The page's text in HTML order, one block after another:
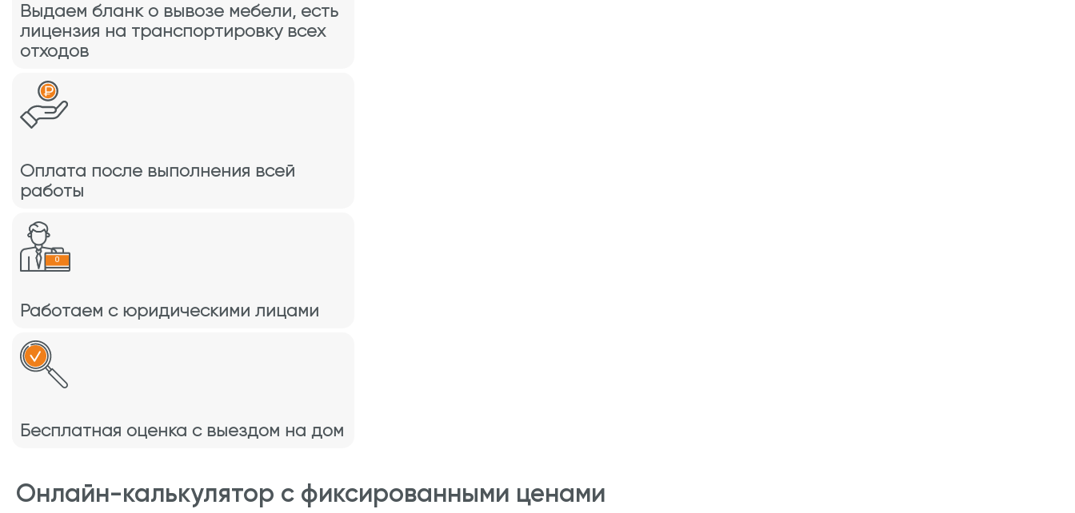
Выдаем бланк о вывозе мебели, есть
лицензия на транспортировку всех
отходов
Оплата после выполнения всей
работы
Работаем с юридическими лицами
Бесплатная оценка с выездом на дом
Онлайн-калькулятор с фиксированными ценами